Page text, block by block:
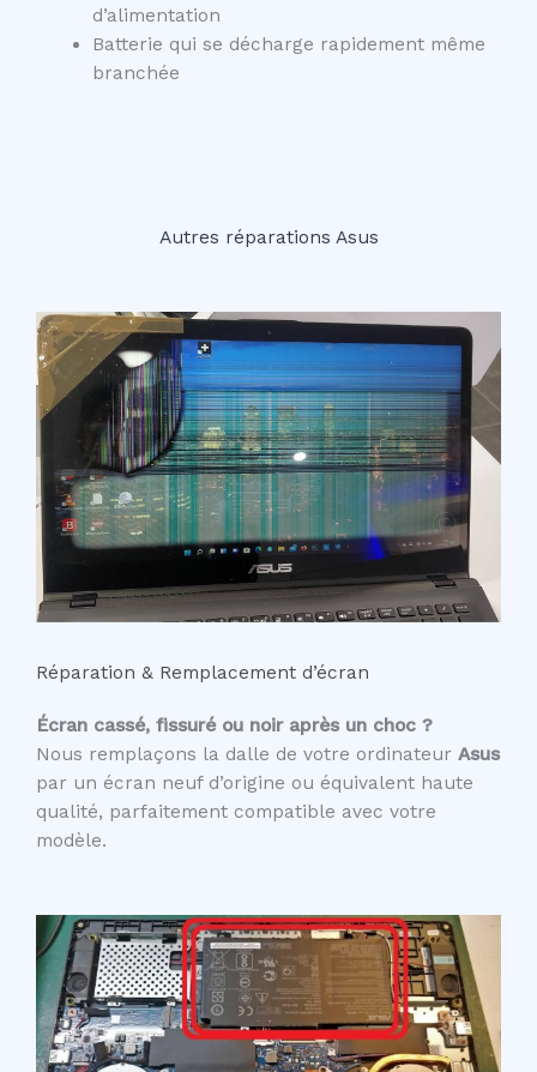
d’alimentation
Batterie qui se décharge rapidement même
branchée
Autres réparations Asus
Réparation & Remplacement d’écran
Écran cassé, fissuré ou noir après un choc ?
Nous remplaçons la dalle de votre ordinateur Asus
par un écran neuf d’origine ou équivalent haute
qualité, parfaitement compatible avec votre
modèle.